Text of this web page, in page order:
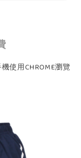
使用CHROME瀏覽